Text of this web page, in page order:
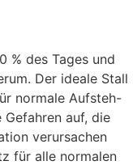
% des Tages und
Der ideale Stall
normale Aufsteh-
auf, die
verursachen
für alle normalen